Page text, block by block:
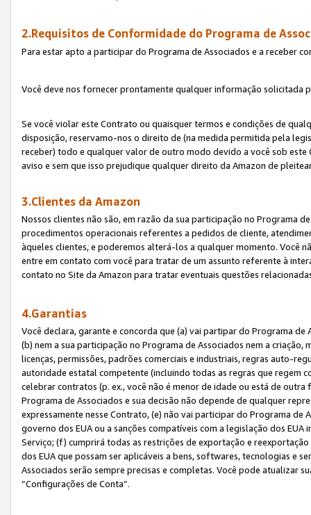
2.Requisitos de Conformidade do Programa de
Para estar apto a participar do Programa de Associados e a receber
Você deve nos fornecer prontamente qualquer informação solicitada
Se você violar este Contrato ou quaisquer termos e condições de
disposição, reservamo-nos o direito de (na medida permitida pela
receber) todo e qualquer valor de outro modo devido a você sob
aviso e sem que isso prejudique qualquer direito da Amazon de
3.Clientes da Amazon
Nossos clientes não são, em razão da sua participação no Programa
procedimentos operacionais referentes a pedidos de cliente,
àqueles clientes, e poderemos alterá-los a qualquer momento. Você
entre em contato com você para tratar de um assunto referente à
contato no Site da Amazon para tratar eventuais questões
4.Garantias
Você declara, garante e concorda que (a) vai partipar do Programa
(b) nem a sua participação no Programa de Associados nem a
licenças, permissões, padrões comerciais e industriais, regras auto-
autoridade estatal competente (incluindo todas as regras que regem
celebrar contratos (p. ex., você não é menor de idade ou está de
Programa de Associados e sua decisão não depende de qualquer
expressamente nesse Contrato, (e) não vai participar do Programa
governo dos EUA ou a sanções compatíveis com a legislação dos
Serviço; (f) cumprirá todas as restrições de exportação e
dos EUA que possam ser aplicáveis a bens, softwares, tecnologias e
Associados serão sempre precisas e completas. Você pode atualizar
“Configurações de Conta”.